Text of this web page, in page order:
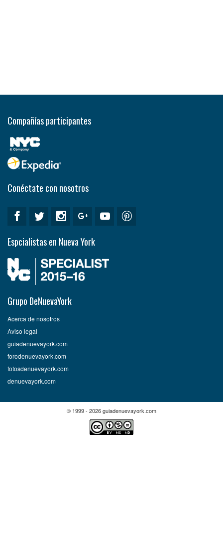
Compañías participantes
Conéctate con nosotros
Espcialistas en Nueva York
Grupo DeNuevaYork
Acerca de nosotros
Aviso legal
guiadenuevayork.com
forodenuevayork.com
fotosdenuevayork.com
denuevayork.com
© 1999 - 2026 guiadenuevayork.com